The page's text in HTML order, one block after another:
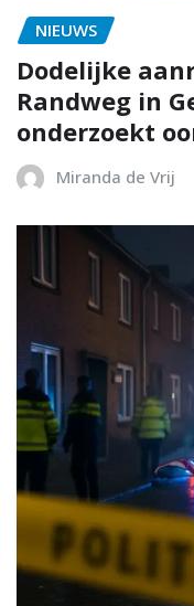
NIEUWS
Dodelijke
Randweg in
onderzoekt
Miranda de Vrij